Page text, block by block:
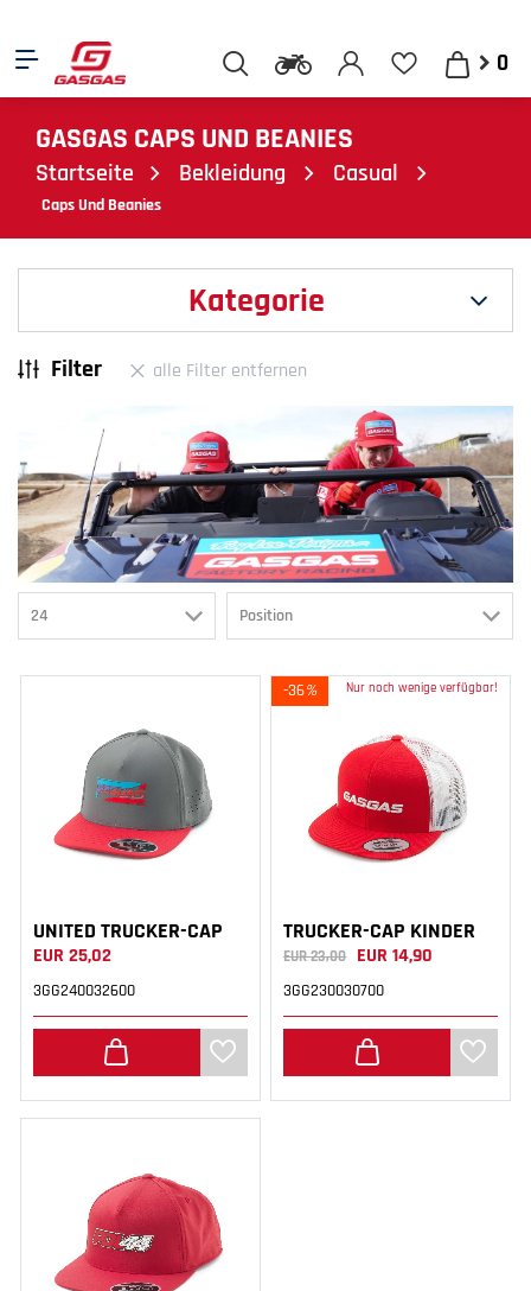
0
GASGAS CAPS UND BEANIES
Startseite Bekleidung Casual
Caps Und Beanies
Kategorie
Filter alle Filter entfernen
UNITED TRUCKER-CAP
EUR 25,02
3GG240032600
Nur noch wenige verfügbar!
-36%
TRUCKER-CAP KINDER
EUR 23,00 EUR 14,90
3GG230030700